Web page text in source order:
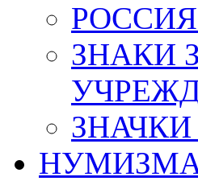
РОССИЯ
ЗНАКИ
ЗНАЧКИ